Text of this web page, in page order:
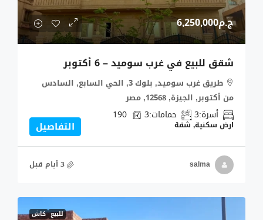
ج.م6,250,000
شقق للبيع في غرب سوميد – 6 أكتوبر
طريق غرب سوميد, بلوك 3, الحي السابع, السادس
من أكتوبر, الجيزة, 12568, مصر
أسرة:3 حمامات:3
190
ارض سكنية, شقة التفاصيل
salma
للبيع كاش